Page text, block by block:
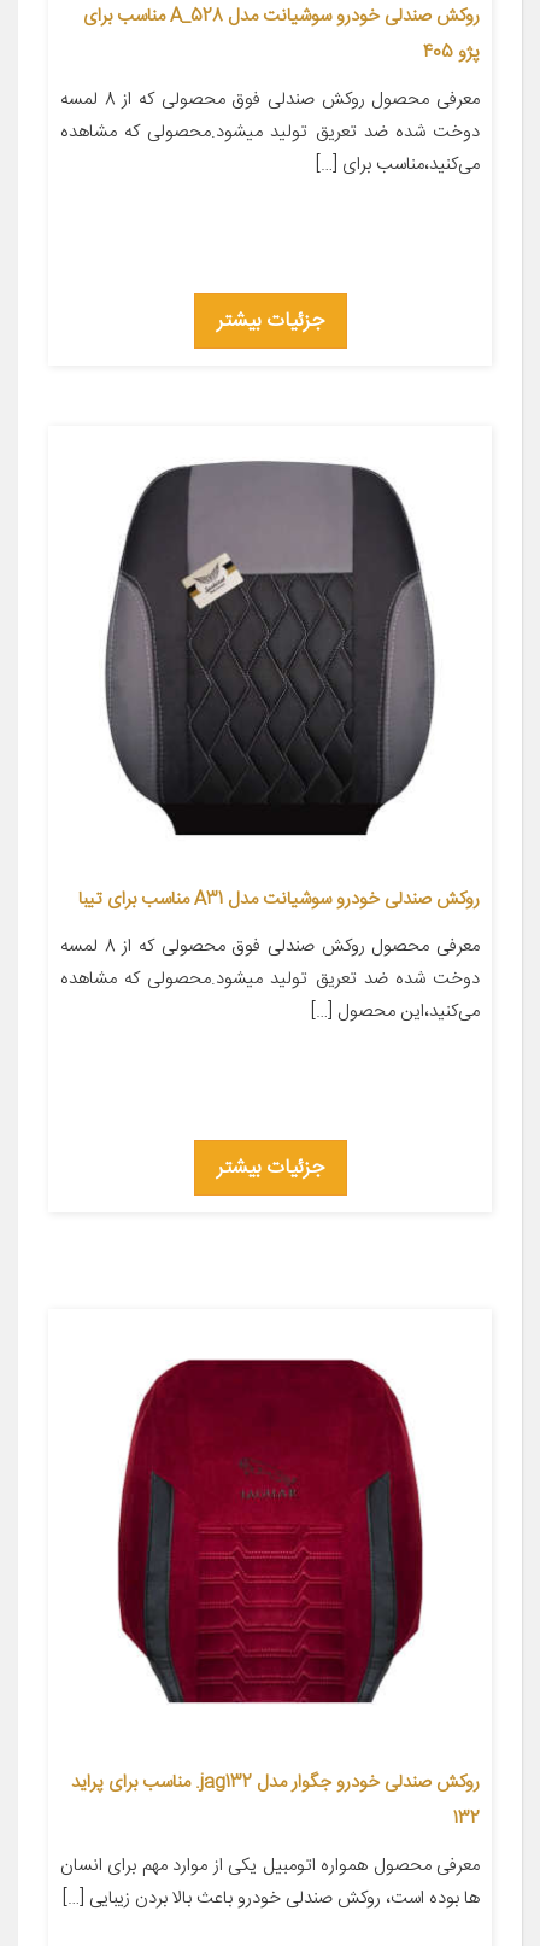
روکش صندلی خودرو سوشیانت مدل A_528 مناسب برای
پژو 405
معرفی محصول روکش صندلی فوق محصولی که از 8 لمسه
دوخت شده ضد تعریق تولید میشود.محصولی که مشاهده
می‌کنید،مناسب برای […]
جزئیات بیشتر
روکش صندلی خودرو سوشیانت مدل A31 مناسب برای تیبا
معرفی محصول روکش صندلی فوق محصولی که از 8 لمسه
دوخت شده ضد تعریق تولید میشود.محصولی که مشاهده
می‌کنید،این محصول […]
جزئیات بیشتر
روکش صندلی خودرو جگوار مدل jag132. مناسب برای پراید
132
معرفی محصول همواره اتومبیل یکی از موارد مهم برای انسان
ها بوده است، روکش صندلی خودرو باعث بالا بردن زیبایی […]